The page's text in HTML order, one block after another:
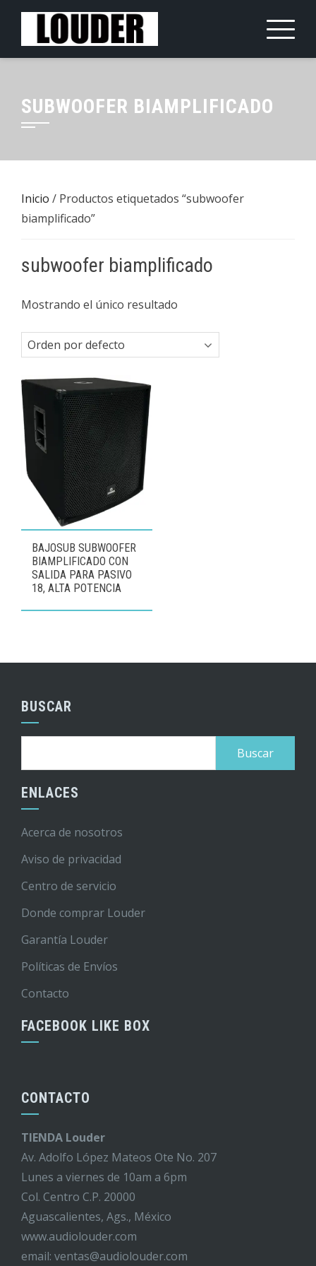
Saltar
contenido
SUBWOOFER BIAMPLIFICADO
Inicio / Productos etiquetados “subwoofer
biamplificado”
subwoofer biamplificado
Mostrando el único resultado
BAJOSUB SUBWOOFER
BIAMPLIFICADO CON
SALIDA PARA PASIVO
18, ALTA POTENCIA
BUSCAR
ENLACES
Acerca de nosotros
Aviso de privacidad
Centro de servicio
Donde comprar Louder
Garantía Louder
Políticas de Envíos
Contacto
FACEBOOK LIKE BOX
CONTACTO
TIENDA Louder
Av. Adolfo López Mateos Ote No. 207
Lunes a viernes de 10am a 6pm
Col. Centro C.P. 20000
Aguascalientes, Ags., México
www.audiolouder.com
email: ventas@audiolouder.com